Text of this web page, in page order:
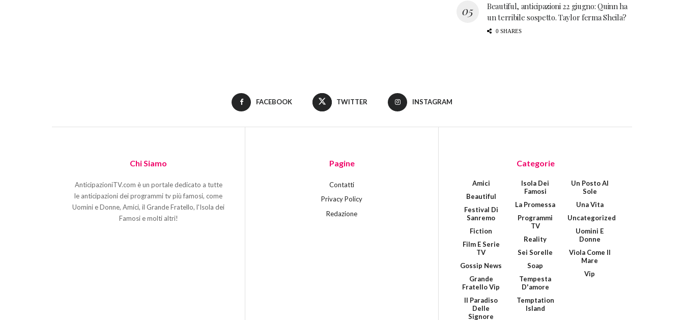
Beautiful, anticipazioni 22 giugno: Quinn ha
un terribile sospetto. Taylor ferma Sheila?
0 SHARES
FACEBOOK TWITTER INSTAGRAM
Chi Siamo
AnticipazioniTV.com è un portale dedicato a tutte
le anticipazioni dei programmi tv più famosi, come
Uomini e Donne, Amici, il Grande Fratello, l'Isola dei
Famosi e molti altri!
Pagine
Contatti
Privacy Policy
Redazione
Categorie
Amici
Beautiful
Festival Di
Sanremo
Fiction
Film E Serie
TV
Gossip News
Grande
Fratello Vip
Il Paradiso
Delle
Signore
Isola Dei
Famosi
La Promessa
Programmi
TV
Reality
Sei Sorelle
Soap
Tempesta
D'amore
Temptation
Island
Un Posto Al
Sole
Una Vita
Uncategorized
Uomini E
Donne
Viola Come Il
Mare
Vip